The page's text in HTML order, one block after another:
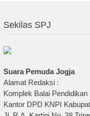
Sekilas SPJ
Suara Pemuda Jogja
Alamat Redaksi :
Komplek Balai
Kantor DPD KNPI